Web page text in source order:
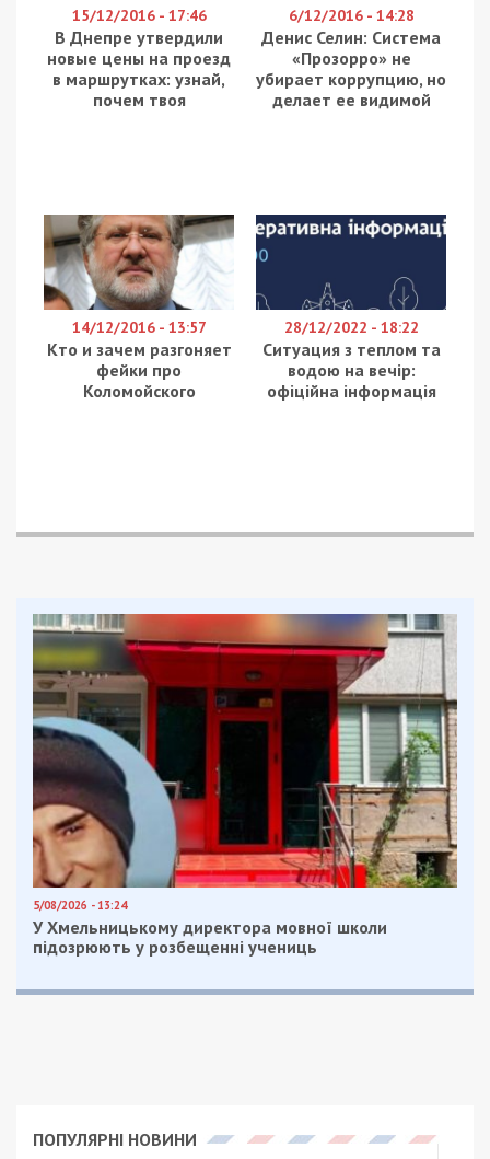
15/12/2016 - 17:46
В Днепре утвердили
новые цены на проезд
в маршрутках: узнай,
почем твоя
6/12/2016 - 14:28
Денис Селин: Система
«Прозорро» не
убирает коррупцию, но
делает ее видимой
14/12/2016 - 13:57
Кто и зачем разгоняет
фейки про
Коломойского
28/12/2022 - 18:22
Ситуация з теплом та
водою на вечір:
офіційна інформація
5/08/2026 - 13:24
У Хмельницькому директора мовної школи
підозрюють у розбещенні учениць
ПОПУЛЯРНІ НОВИНИ